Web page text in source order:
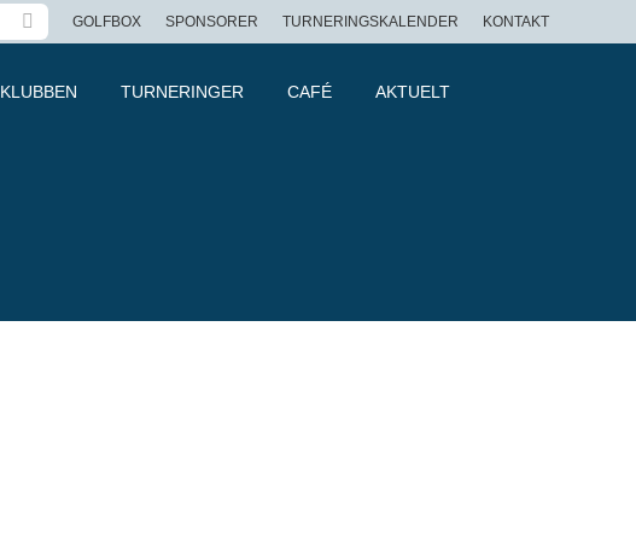
GOLFBOX SPONSORER TURNERINGSKALENDER KONTAKT
KLUBBEN TURNERINGER CAFÉ AKTUELT